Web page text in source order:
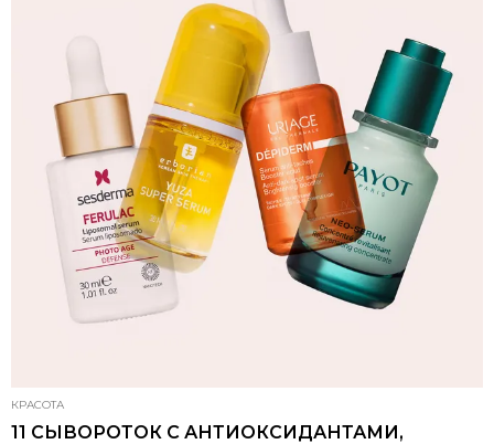
КРАСОТА
11 СЫВОРОТОК С АНТИОКСИДАНТАМИ,